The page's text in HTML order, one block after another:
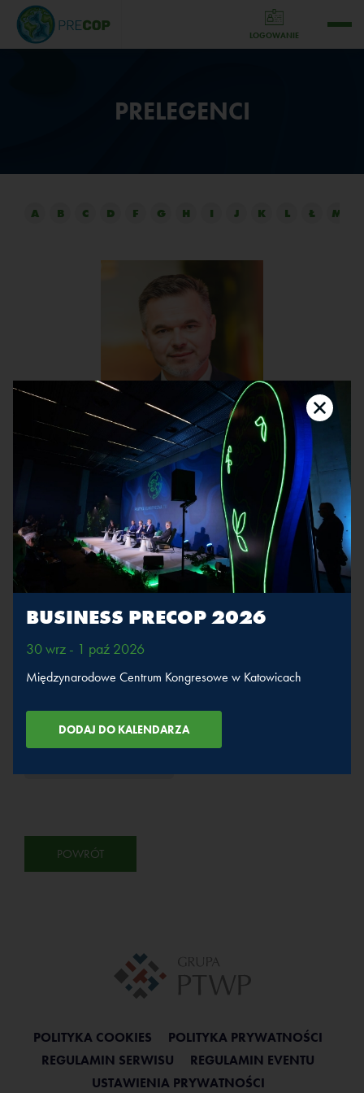
LOGOWANIE
PRELEGENCI
A B C D F G H I J K L Ł M
Tomasz Suligowski
Firma:OK Operator Kaucyjny SA
Stanowisko:prezes zarządu
Weźmie udział w sesjach
Zielona rewolucja
w odpadach
WIĘCEJ
POWRÓT
POLITYKA COOKIES
POLITYKA PRYWATNOŚCI
REGULAMIN SERWISU
REGULAMIN EVENTU
USTAWIENIA PRYWATNOŚCI
BUSINESS PRECOP 2026
30 wrz - 1 paź 2026
Międzynarodowe Centrum Kongresowe w Katowicach